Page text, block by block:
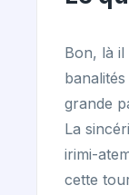
Bon, là
grande
La
irimi-
cette